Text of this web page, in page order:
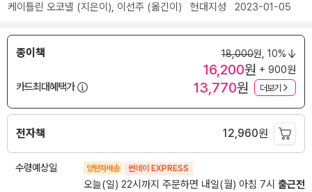
케이틀린 오코넬 (지은이), 이선주 (옮긴이)현대지성 2023-01-05
종이책 18,000원, 10%
16,200원 + 900원
카드최대혜택가
13,770원 더보기
전자책 12,960원
수령예상일 양탄자배송 썬데이 EXPRESS
오늘(일) 22시까지 주문하면 내일(월) 아침 7시 출근전